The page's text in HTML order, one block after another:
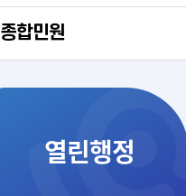
종합민원
열린행정